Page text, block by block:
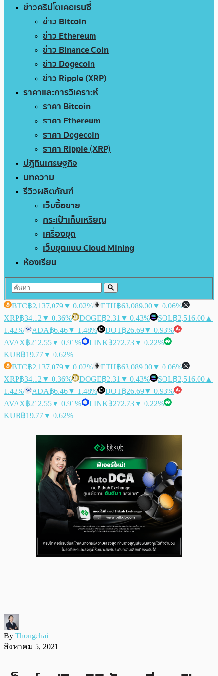
ข่าวคริปโตเคอเรนซี่
ข่าว Bitcoin
ข่าว Ethereum
ข่าว Binance Coin
ข่าว Dogecoin
ข่าว Ripple (XRP)
ราคาและการวิเคราะห์
ราคา Bitcoin
ราคา Ethereum
ราคา Dogecoin
ราคา Ripple (XRP)
ปฏิทินเศรษฐกิจ
บทความ
รีวิวผลิตภัณฑ์
เว็บซื้อขาย
กระเป๋าเก็บเหรียญ
เครื่องขุด
เว็บขุดแบบ Cloud Mining
ห้องเรียน
BTC฿2,137,079▼ 0.02% ETH฿63,089.00▼ 0.06%
XRP฿34.12 ▼ 0.36% DOGE฿2.31 ▼ 0.43% SOL฿2,516.00 ▲
1.42%
ADA฿6.46▼ 1.48% DOT฿26.69▼ 0.93%
AVAX฿212.55▼ 0.91% LINK฿272.73▼ 0.22%
KUB฿19.77▼ 0.62%
BTC฿2,137,079▼ 0.02% ETH฿63,089.00▼ 0.06%
XRP฿34.12 ▼ 0.36% DOGE฿2.31 ▼ 0.43% SOL฿2,516.00 ▲
1.42%
ADA฿6.46▼ 1.48% DOT฿26.69▼ 0.93%
AVAX฿212.55▼ 0.91% LINK฿272.73▼ 0.22%
KUB฿19.77▼ 0.62%
By Thongchai
สิงหาคม 5, 2021